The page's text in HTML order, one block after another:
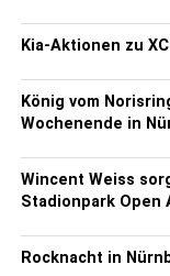
Kia-Aktionen zu
König vom
Wochenende in
Wincent Weiss
Stadionpark Open
Rocknacht in